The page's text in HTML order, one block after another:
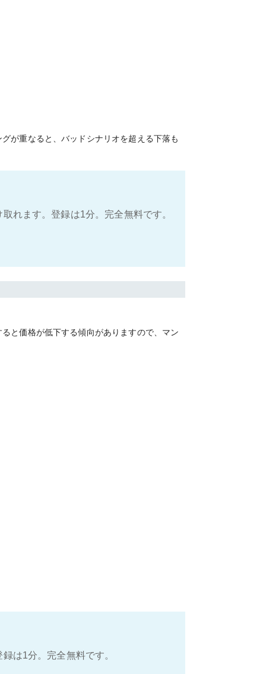
が重なると、バッドシナリオを超える下落も
れます。登録は1分。完全無料です。
と価格が低下する傾向がありますので、マン
は1分。完全無料です。